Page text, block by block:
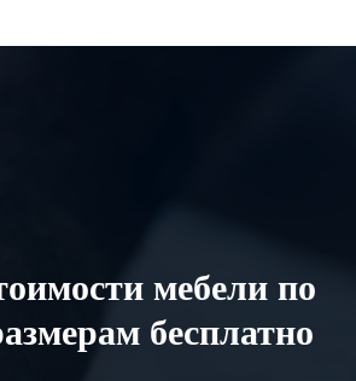
мебели по
бесплатно